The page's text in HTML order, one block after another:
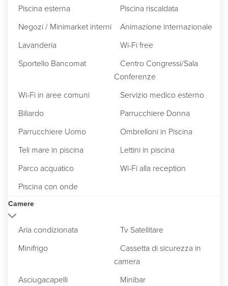
Piscina esterna
Piscina riscaldata
Negozi / Minimarket interni
Animazione internazionale
Lavanderia
Wi-Fi free
Sportello Bancomat
Centro Congressi/Sala
Conferenze
Wi-Fi in aree comuni
Servizio medico esterno
Biliardo
Parrucchiere Donna
Parrucchiere Uomo
Ombrelloni in Piscina
Teli mare in piscina
Lettini in piscina
Parco acquatico
Wi-Fi alla reception
Piscina con onde
Camere
Aria condizionata
Tv Satellitare
Minifrigo
Cassetta di sicurezza in
camera
Asciugacapelli
Minibar